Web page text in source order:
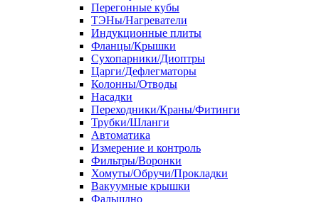
Перегонные кубы
ТЭНы/Нагреватели
Индукционные плиты
Фланцы/Крышки
Сухопарники/Диоптры
Царги/Дефлегматоры
Колонны/Отводы
Насадки
Переходники/Краны/Фитинги
Трубки/Шланги
Автоматика
Измерение и контроль
Фильтры/Воронки
Хомуты/Обручи/Прокладки
Вакуумные крышки
Фальшдно